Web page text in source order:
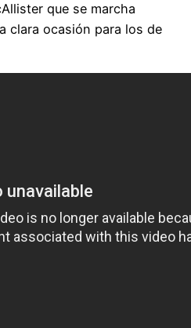
que se marcha
clara ocasión para los de